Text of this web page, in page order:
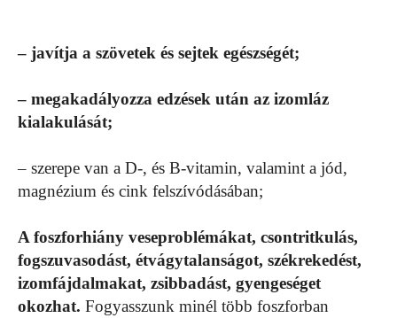
– javítja a szövetek és sejtek egészségét;
– megakadályozza edzések után az izomláz
kialakulását;
– szerepe van a D-, és B-vitamin, valamint a jód,
magnézium és cink felszívódásában;
A foszforhiány veseproblémákat, csontritkulás,
fogszuvasodást, étvágytalanságot, székrekedést,
izomfájdalmakat, zsibbadást, gyengeséget
okozhat. Fogyasszunk minél több foszforban